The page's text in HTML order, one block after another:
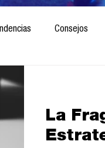
Consejos
Observatorio
La